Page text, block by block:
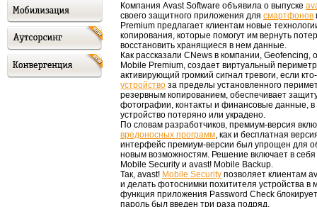
Компания Avast Software объявила о выпуске
своего защитного приложения для смартфонов
Premium предлагает клиентам новые
копирования, которые помогут им вернуть
восстановить хранящиеся в нем данные.
Как рассказали CNews в компании, Geofencing,
Mobile Premium, создает виртуальный
активирующий громкий сигнал тревоги, если
устройство за пределы установленного
резервным копированием, обеспечивает
фотографии, контакты и финансовые данные, в
устройство потеряно или украдено.
По словам разработчиков, премиум-версия
вредоносных программ, как и бесплатная
интерфейс премиум-версии был упрощен для
новым возможностям. Решение включает в
Mobile Security и avast! Mobile Backup.
Так, avast! Mobile Security позволяет клиентам
и делать фотоснимки похитителя устройства в
функция приложения Password Check
пароль был введен три раза подряд.